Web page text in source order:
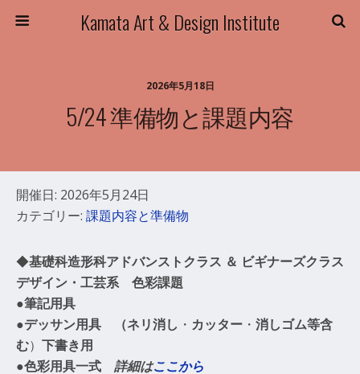
Kamata Art & Design Institute
2026年5月18日
5/24 準備物と課題内容
開催日: 2026年5月24日
カテゴリー: 課題内容と準備物
◆基礎科造形科アドバンストクラス ＆ ビギナーズクラス
デザイン・工芸系 色彩課題
●筆記用具
●デッサン用具 （ネリ消し ・ カッター ・ 消しゴム等含
む） 下書き用
●色彩用具一式 詳細はここから